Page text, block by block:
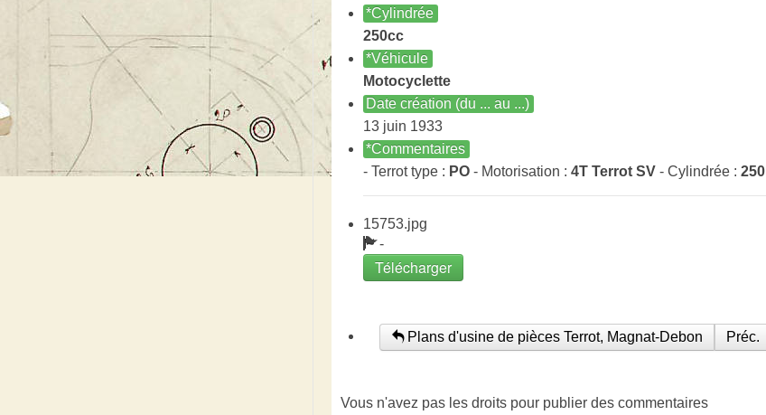
*Cylindrée
250cc
*Véhicule
Motocyclette
Date création (du ... au ...)
13 juin 1933
*Commentaires
- Terrot type : PO - Motorisation : 4T Terrot SV - Cylindrée : 250
15753.jpg
-
Télécharger
Plans d'usine de pièces Terrot, Magnat-Debon Préc.
Vous n'avez pas les droits pour publier des commentaires